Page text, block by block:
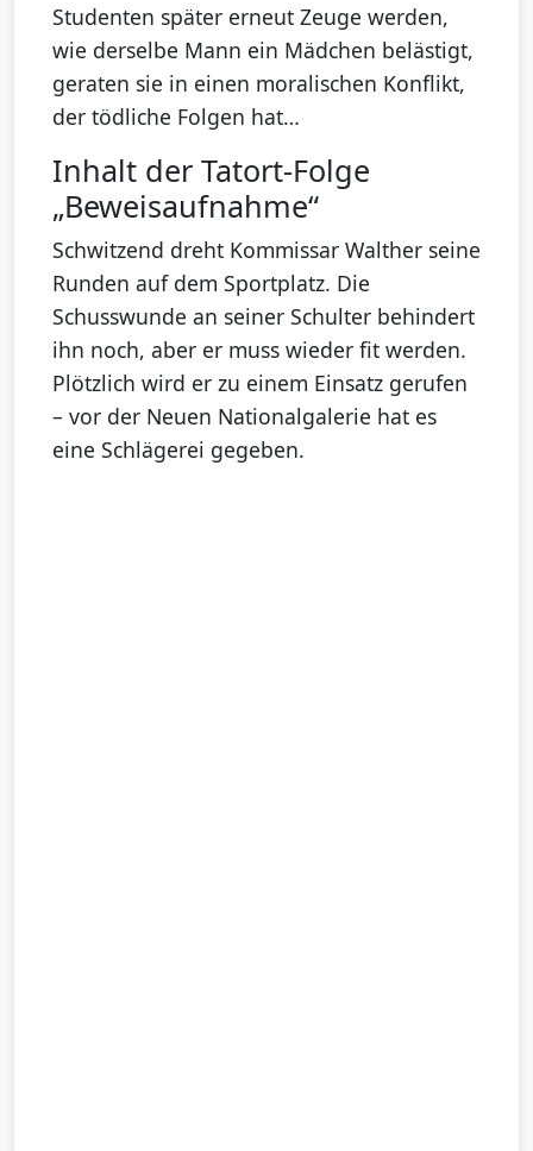
Studenten später erneut Zeuge werden,
wie derselbe Mann ein Mädchen belästigt,
geraten sie in einen moralischen Konflikt,
der tödliche Folgen hat…
Inhalt der Tatort-Folge
„Beweisaufnahme“
Schwitzend dreht Kommissar Walther seine
Runden auf dem Sportplatz. Die
Schusswunde an seiner Schulter behindert
ihn noch, aber er muss wieder fit werden.
Plötzlich wird er zu einem Einsatz gerufen
– vor der Neuen Nationalgalerie hat es
eine Schlägerei gegeben.